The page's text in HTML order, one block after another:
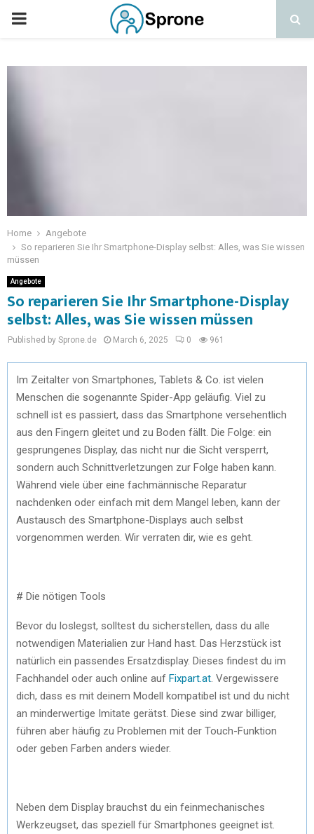
Home
Angebote
So reparieren Sie Ihr Smartphone-Display selbst: Alles, was Sie wissen
müssen
Angebote
So reparieren Sie Ihr Smartphone-Display
selbst: Alles, was Sie wissen müssen
Published by Sprone.de March 6, 2025 0 961
Im Zeitalter von Smartphones, Tablets & Co. ist vielen
Menschen die sogenannte Spider-App geläufig. Viel zu
schnell ist es passiert, dass das Smartphone versehentlich
aus den Fingern gleitet und zu Boden fällt. Die Folge: ein
gesprungenes Display, das nicht nur die Sicht versperrt,
sondern auch Schnittverletzungen zur Folge haben kann.
Während viele über eine fachmännische Reparatur
nachdenken oder einfach mit dem Mangel leben, kann der
Austausch des Smartphone-Displays auch selbst
vorgenommen werden. Wir verraten dir, wie es geht.
# Die nötigen Tools
Bevor du loslegst, solltest du sicherstellen, dass du alle
notwendigen Materialien zur Hand hast. Das Herzstück ist
natürlich ein passendes Ersatzdisplay. Dieses findest du im
Fachhandel oder auch online auf Fixpart.at . Vergewissere
dich, dass es mit deinem Modell kompatibel ist und du nicht
an minderwertige Imitate gerätst. Diese sind zwar billiger,
führen aber häufig zu Problemen mit der Touch-Funktion
oder geben Farben anders wieder.
Neben dem Display brauchst du ein feinmechanisches
Werkzeugset, das speziell für Smartphones geeignet ist.